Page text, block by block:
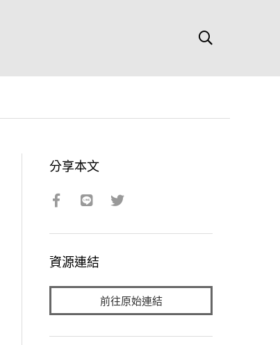
分享本文
資源連結
前往原始連結